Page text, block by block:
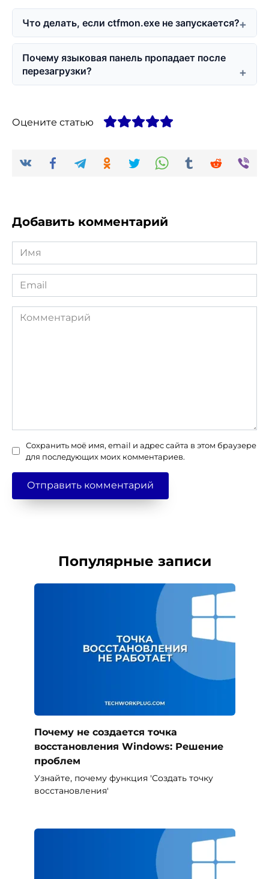
Что делать, если ctfmon.exe не запускается?
Почему языковая панель пропадает после
перезагрузки?
Оцените статью
Добавить комментарий
Имя
*
Email
*
Комментарий
Сохранить моё имя, email и адрес сайта в этом браузере
для последующих моих комментариев.
Популярные записи
Почему не создается точка
восстановления Windows: Решение
проблем
Узнайте, почему функция 'Создать точку
восстановления'